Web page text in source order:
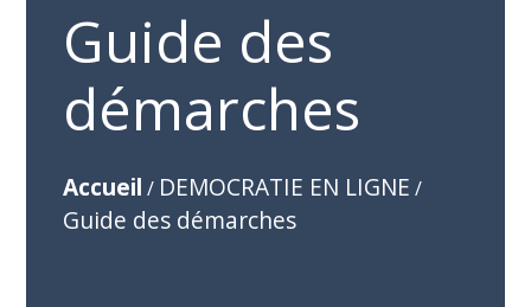
Guide des
démarches
Accueil / DEMOCRATIE EN LIGNE /
Guide des démarches